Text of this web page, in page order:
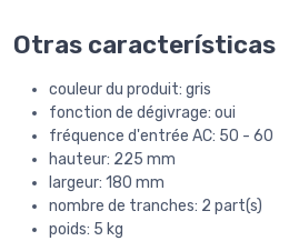
Otras características
couleur du produit: gris
fonction de dégivrage: oui
fréquence d'entrée AC: 50 - 60
hauteur: 225 mm
largeur: 180 mm
nombre de tranches: 2 part(s)
poids: 5 kg